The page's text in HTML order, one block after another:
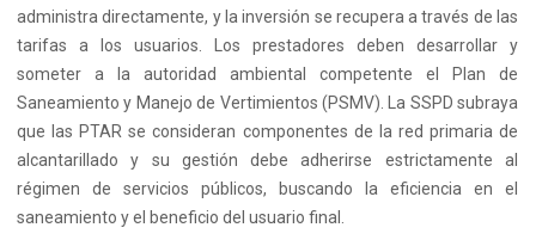
administra directamente, y la inversión se recupera a través de las
tarifas a los usuarios. Los prestadores deben desarrollar y
someter a la autoridad ambiental competente el Plan de
Saneamiento y Manejo de Vertimientos (PSMV). La SSPD subraya
que las PTAR se consideran componentes de la red primaria de
alcantarillado y su gestión debe adherirse estrictamente al
régimen de servicios públicos, buscando la eficiencia en el
saneamiento y el beneficio del usuario final.